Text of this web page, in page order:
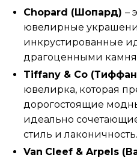
Chopard (Шопард) –
ювелирные
инкрустированные
драгоценными
Tiffany & Co
ювелирка, которая
дорогостоящие
идеально
стиль и лаконичность.
Van Cleef & Arpels